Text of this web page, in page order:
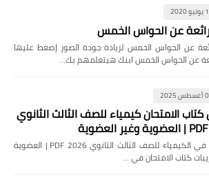
عن الحواس الخمس
عن الحواس الخمس لزيادة جودة الصور إضغط عليها
عن الحواس الخمس ابنك هيتعلمهم بك…
2025
الامتحان كيمياء للصف الثالث الثانوي
📘 تحميل كتاب الامتحان في الكيمياء للصف الثالث الثانوي 2026 PDF | العضوية
كتاب الامتحان في …